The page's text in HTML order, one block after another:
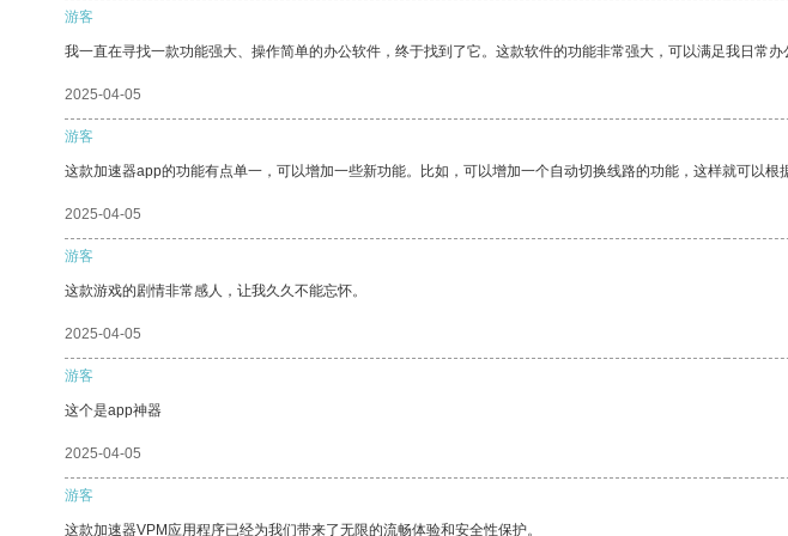
游客
我一直在寻找一款功能强大、操作简单的办公软件，终于找到了它。这款软件的功能非常强大，可以满足我日常
2025-04-05
游客
这款加速器app的功能有点单一，可以增加一些新功能。比如，可以增加一个自动切换线路的功能，这样就可以根
2025-04-05
游客
这款游戏的剧情非常感人，让我久久不能忘怀。
2025-04-05
游客
这个是app神器
2025-04-05
游客
这款加速器VPM应用程序已经为我们带来了无限的流畅体验和安全性保护。